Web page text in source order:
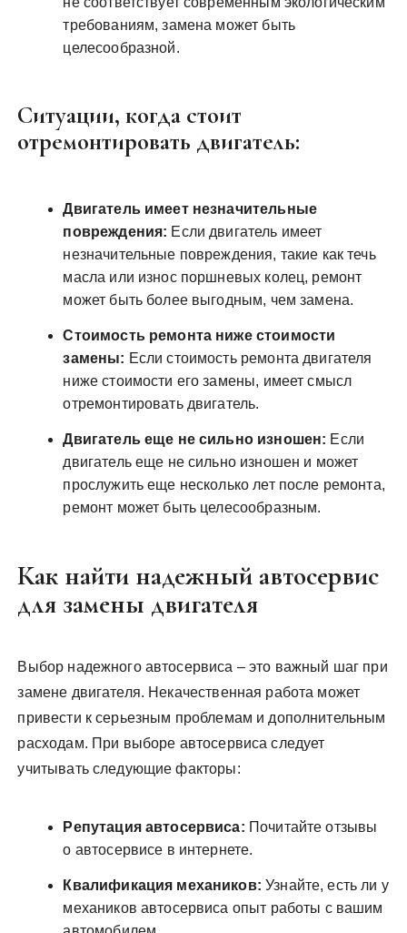
требованиям, замена может быть
целесообразной.
Ситуации, когда стоит
отремонтировать двигатель:
Двигатель имеет незначительные
повреждения: Если двигатель имеет
незначительные повреждения, такие как течь
масла или износ поршневых колец, ремонт
может быть более выгодным, чем замена.
Стоимость ремонта ниже стоимости
замены: Если стоимость ремонта двигателя
ниже стоимости его замены, имеет смысл
отремонтировать двигатель.
Двигатель еще не сильно изношен: Если
двигатель еще не сильно изношен и может
прослужить еще несколько лет после ремонта,
ремонт может быть целесообразным.
Как найти надежный автосервис
для замены двигателя
Выбор надежного автосервиса – это важный шаг при
замене двигателя. Некачественная работа может
привести к серьезным проблемам и дополнительным
расходам. При выборе автосервиса следует
учитывать следующие факторы:
Репутация автосервиса: Почитайте отзывы
о автосервисе в интернете.
Квалификация механиков: Узнайте, есть ли у
механиков автосервиса опыт работы с вашим